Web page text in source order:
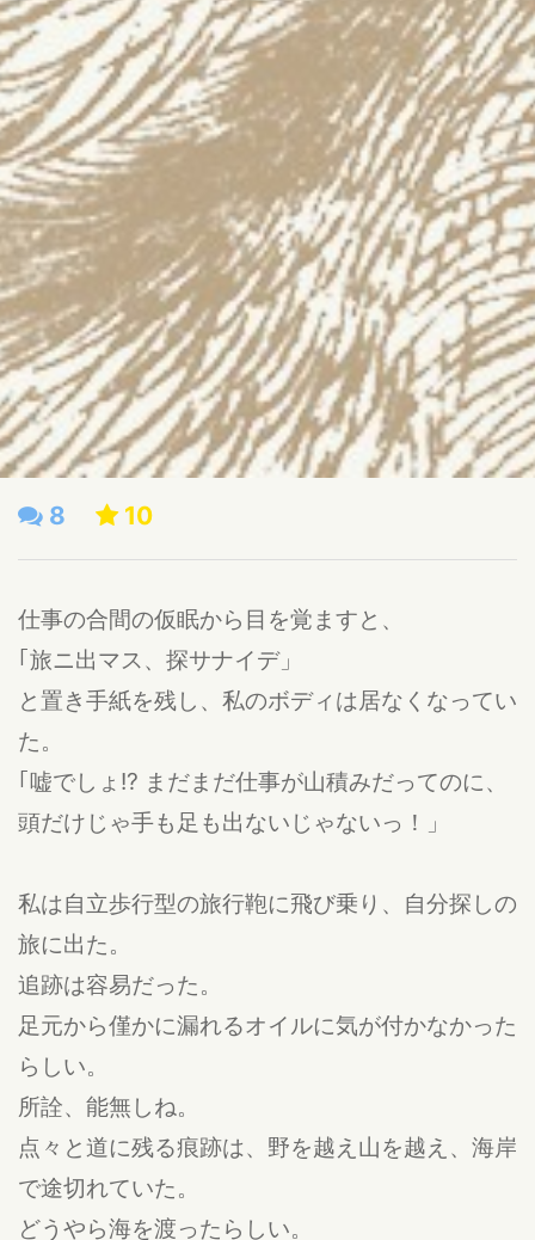
8 10
仕事の合間の仮眠から目を覚ますと、
｢旅ニ出マス、探サナイデ」
と置き手紙を残し、私のボディは居なくなってい
た。
｢嘘でしょ!? まだまだ仕事が山積みだってのに、
頭だけじゃ手も足も出ないじゃないっ！」
私は自立歩行型の旅行鞄に飛び乗り、自分探しの
旅に出た。
追跡は容易だった。
足元から僅かに漏れるオイルに気が付かなかった
らしい。
所詮、能無しね。
点々と道に残る痕跡は、野を越え山を越え、海岸
で途切れていた。
どうやら海を渡ったらしい。